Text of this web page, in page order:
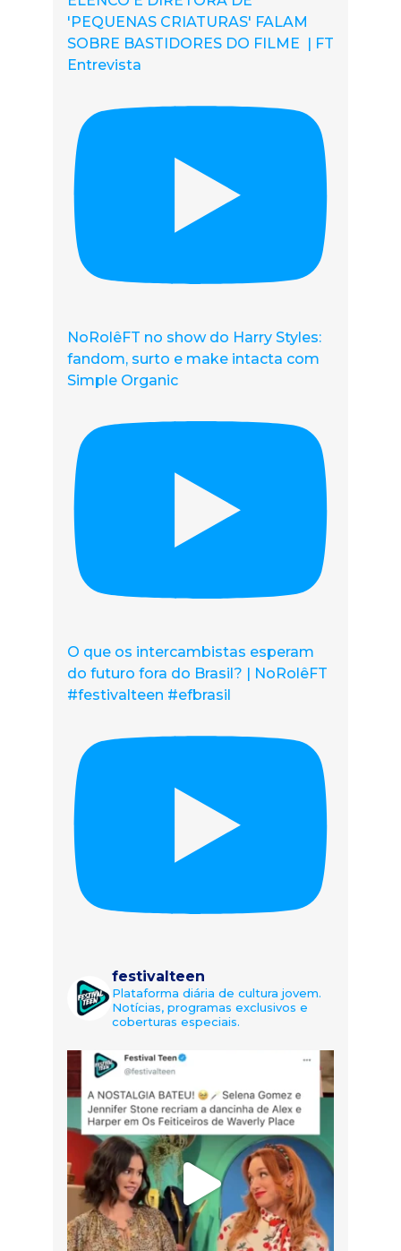
'PEQUENAS CRIATURAS' FALAM
SOBRE BASTIDORES DO FILME | FT
Entrevista
NoRolêFT no show do Harry Styles:
fandom, surto e make intacta com
Simple Organic
O que os intercambistas esperam
do futuro fora do Brasil? | NoRolêFT
#festivalteen #efbrasil
festivalteen
Plataforma diária de cultura jovem.
Notícias, programas exclusivos e
coberturas especiais.